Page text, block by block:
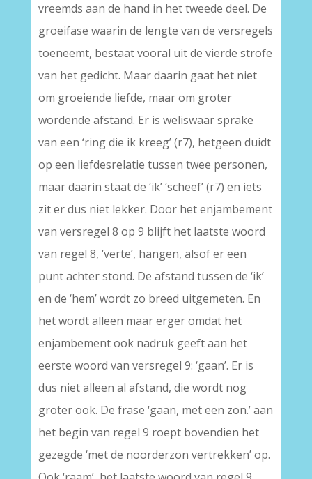
vreemds aan de hand in het tweede deel. De
groeifase waarin de lengte van de versregels
toeneemt, bestaat vooral uit de vierde strofe
van het gedicht. Maar daarin gaat het niet
om groeiende liefde, maar om groter
wordende afstand. Er is weliswaar sprake
van een ‘ring die ik kreeg’ (r7), hetgeen duidt
op een liefdesrelatie tussen twee personen,
maar daarin staat de ‘ik’ ‘scheef’ (r7) en iets
zit er dus niet lekker. Door het enjambement
van versregel 8 op 9 blijft het laatste woord
van regel 8, ‘verte’, hangen, alsof er een
punt achter stond. De afstand tussen de ‘ik’
en de ‘hem’ wordt zo breed uitgemeten. En
het wordt alleen maar erger omdat het
enjambement ook nadruk geeft aan het
eerste woord van versregel 9: ‘gaan’. Er is
dus niet alleen al afstand, die wordt nog
groter ook. De frase ‘gaan, met een zon.’ aan
het begin van regel 9 roept bovendien het
gezegde ‘met de noorderzon vertrekken’ op.